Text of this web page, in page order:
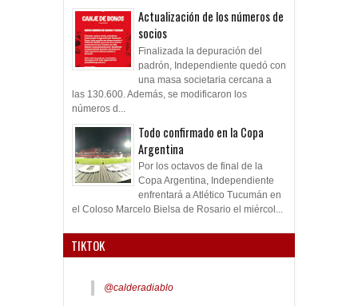
Actualización de los números de
socios
Finalizada la depuración del
padrón, Independiente quedó con
una masa societaria cercana a
las 130.600. Además, se modificaron los
números d...
Todo confirmado en la Copa
Argentina
Por los octavos de final de la
Copa Argentina, Independiente
enfrentará a Atlético Tucumán en
el Coloso Marcelo Bielsa de Rosario el miércol...
TIKTOK
@calderadiablo